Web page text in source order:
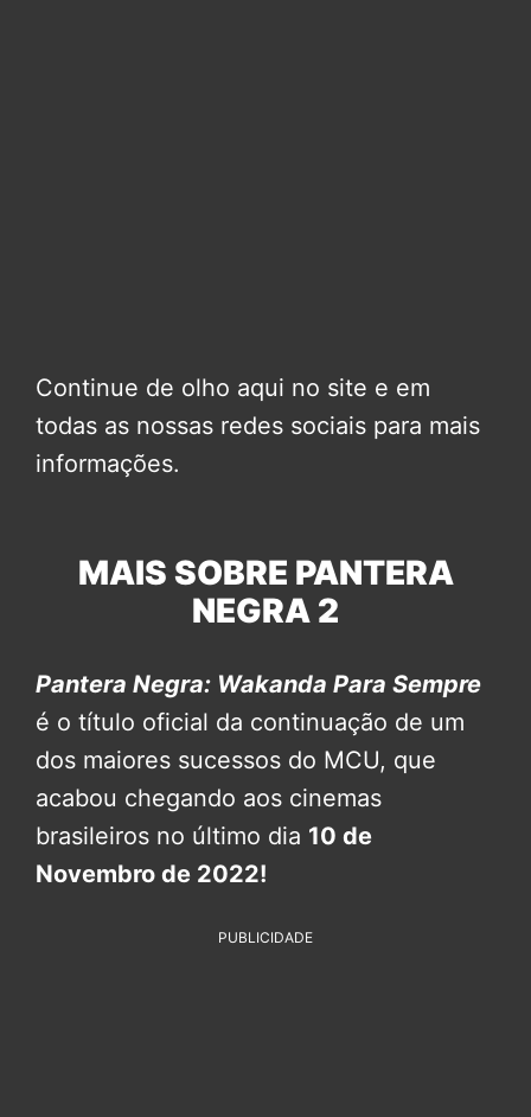
Continue de olho aqui no site e em
todas as nossas redes sociais para mais
informações.
MAIS SOBRE PANTERA
NEGRA 2
Pantera Negra: Wakanda Para Sempre
é o título oficial da continuação de um
dos maiores sucessos do MCU, que
acabou chegando aos cinemas
brasileiros no último dia 10 de
Novembro de 2022!
PUBLICIDADE